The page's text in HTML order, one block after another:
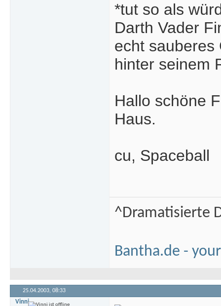
*tut so als
Darth Vader
echt sauberes
hinter seinem
Hallo schöne
Haus.
cu, Spaceball
^Dramatisierte
Bantha.de -
25.04.2003, 08:33
Vinni